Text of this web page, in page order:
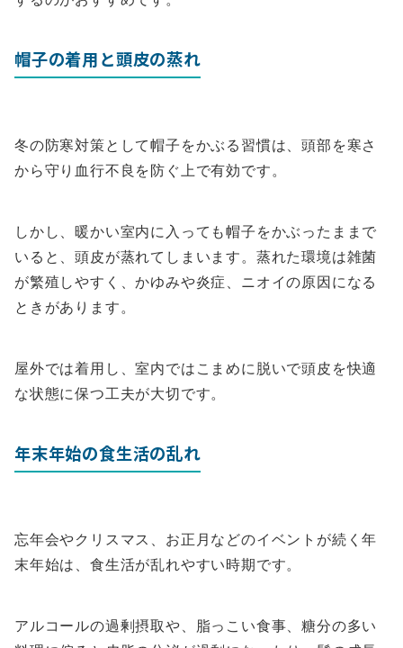
帽子の着用と頭皮の蒸れ
冬の防寒対策として帽子をかぶる習慣は、頭部を寒さ
から守り血行不良を防ぐ上で有効です。
しかし、暖かい室内に入っても帽子をかぶったままで
いると、頭皮が蒸れてしまいます。蒸れた環境は雑菌
が繁殖しやすく、かゆみや炎症、ニオイの原因になる
ときがあります。
屋外では着用し、室内ではこまめに脱いで頭皮を快適
な状態に保つ工夫が大切です。
年末年始の食生活の乱れ
忘年会やクリスマス、お正月などのイベントが続く年
末年始は、食生活が乱れやすい時期です。
アルコールの過剰摂取や、脂っこい食事、糖分の多い